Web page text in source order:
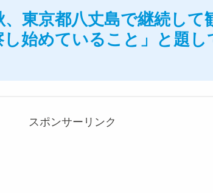
東京都八丈島で継続して
始めていること」と題し
スポンサーリンク